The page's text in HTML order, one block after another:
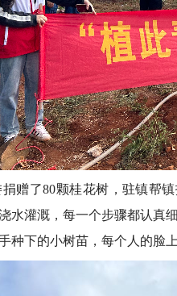
了80颗桂花树，驻镇帮镇
水灌溉，每一个步骤都认真
种下的小树苗，每个人的脸